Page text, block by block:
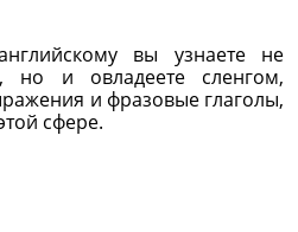
вы узнаете не
но и овладеете сленгом,
и фразовые глаголы,
сфере.